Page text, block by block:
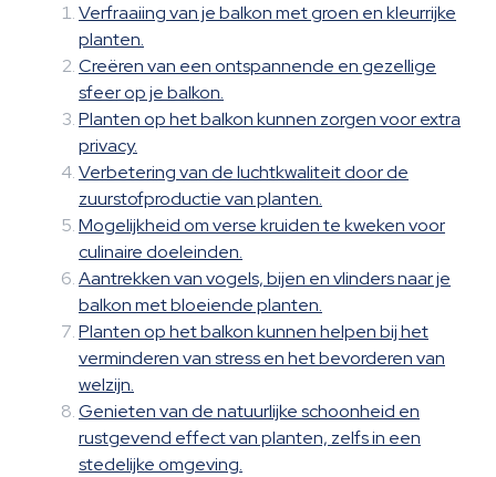
Verfraaiing van je balkon met groen en kleurrijke
planten.
Creëren van een ontspannende en gezellige
sfeer op je balkon.
Planten op het balkon kunnen zorgen voor extra
privacy.
Verbetering van de luchtkwaliteit door de
zuurstofproductie van planten.
Mogelijkheid om verse kruiden te kweken voor
culinaire doeleinden.
Aantrekken van vogels, bijen en vlinders naar je
balkon met bloeiende planten.
Planten op het balkon kunnen helpen bij het
verminderen van stress en het bevorderen van
welzijn.
Genieten van de natuurlijke schoonheid en
rustgevend effect van planten, zelfs in een
stedelijke omgeving.